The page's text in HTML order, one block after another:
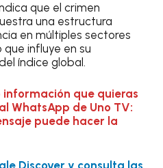
que el crimen
una estructura
en múltiples sectores
que influye en su
índice global.
información que quieras
WhatsApp de Uno TV:
puede hacer la